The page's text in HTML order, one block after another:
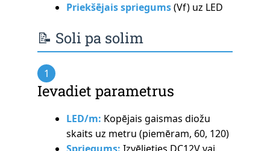
Priekšējais spriegums(Vf) uz LED
📝 Soli pa solim
1
Ievadiet parametrus
LED/m: Kopējais gaismas diožu
skaits uz metru (piemēram, 60, 120)